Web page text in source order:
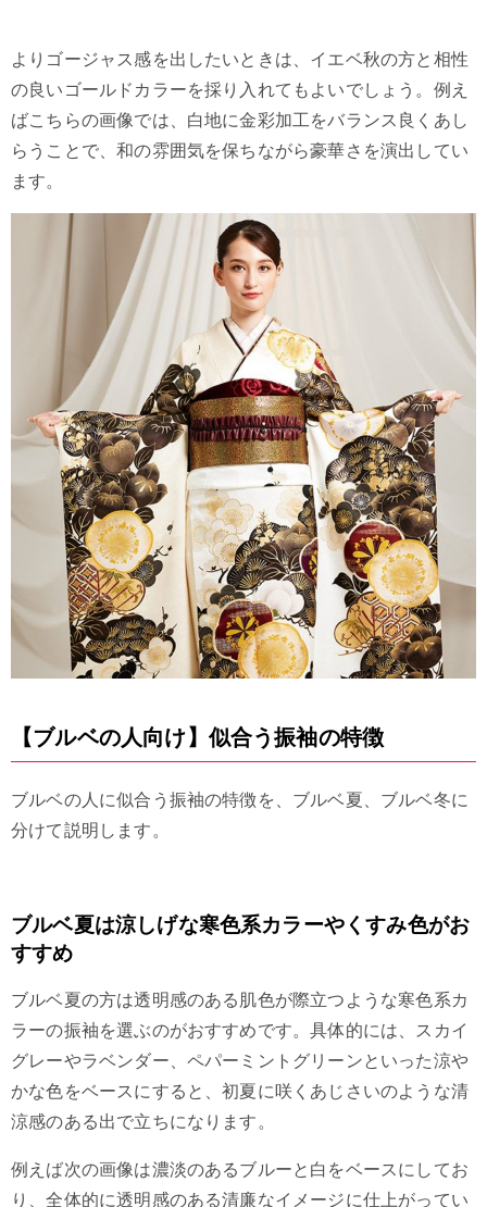
よりゴージャス感を出したいときは、イエベ秋の方と相性
の良いゴールドカラーを採り入れてもよいでしょう。例え
ばこちらの画像では、白地に金彩加工をバランス良くあし
らうことで、和の雰囲気を保ちながら豪華さを演出してい
ます。
【ブルベの人向け】似合う振袖の特徴
ブルベの人に似合う振袖の特徴を、ブルベ夏、ブルベ冬に
分けて説明します。
ブルベ夏は涼しげな寒色系カラーやくすみ色がお
すすめ
ブルベ夏の方は透明感のある肌色が際立つような寒色系カ
ラーの振袖を選ぶのがおすすめです。具体的には、スカイ
グレーやラベンダー、ペパーミントグリーンといった涼や
かな色をベースにすると、初夏に咲くあじさいのような清
涼感のある出で立ちになります。
例えば次の画像は濃淡のあるブルーと白をベースにしてお
り、全体的に透明感のある清廉なイメージに仕上がってい